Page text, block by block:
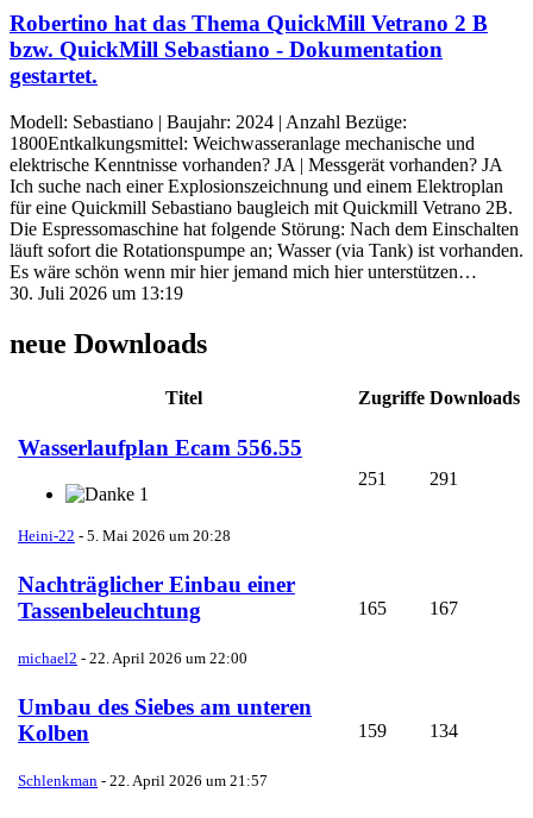
Robertino hat das Thema QuickMill Vetrano 2 B
bzw. QuickMill Sebastiano - Dokumentation
gestartet.
Modell: Sebastiano | Baujahr: 2024 | Anzahl Bezüge:
1800Entkalkungsmittel: Weichwasseranlage mechanische und
elektrische Kenntnisse vorhanden? JA | Messgerät vorhanden? JA
Ich suche nach einer Explosionszeichnung und einem Elektroplan
für eine Quickmill Sebastiano baugleich mit Quickmill Vetrano 2B.
Die Espressomaschine hat folgende Störung: Nach dem Einschalten
läuft sofort die Rotationspumpe an; Wasser (via Tank) ist vorhanden.
Es wäre schön wenn mir hier jemand mich hier unterstützen…
30. Juli 2026 um 13:19
neue Downloads
Titel Zugriffe Downloads
Wasserlaufplan Ecam 556.55
1
Heini-22 - 5. Mai 2026 um 20:28
251 291
Nachträglicher Einbau einer
Tassenbeleuchtung
michael2 - 22. April 2026 um 22:00
165 167
Umbau des Siebes am unteren
Kolben
Schlenkman - 22. April 2026 um 21:57
159 134